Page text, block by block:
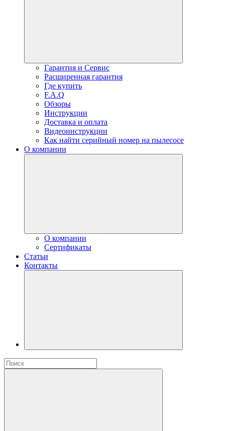
Гарантия и Сервис
Расширенная гарантия
Где купить
F.A.Q
Обзоры
Инструкции
Доставка и оплата
Видеоинструкции
Как найти серийный номер на пылесосе
О компании
О компании
Сертификаты
Статьи
Контакты